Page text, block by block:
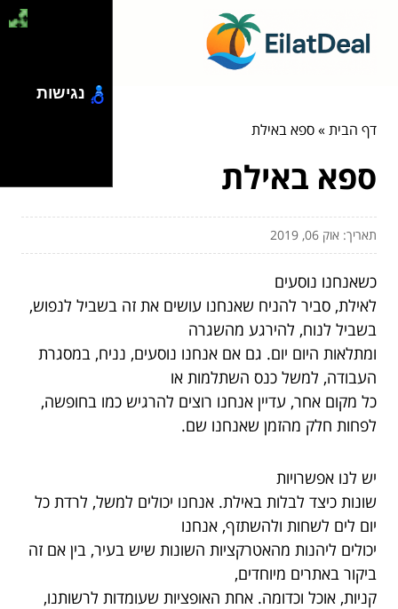
דף הבית»ספא באילת
ספא באילת
תאריך: אוק 06, 2019
כשאנחנו נוסעים
לאילת, סביר להניח שאנחנו עושים את זה בשביל לנפוש,
בשביל לנוח, להירגע מהשגרה
ומתלאות היום יום. גם אם אנחנו נוסעים, נניח, במסגרת
העבודה, למשל כנס השתלמות או
כל מקום אחר, עדיין אנחנו רוצים להרגיש כמו בחופשה,
לפחות חלק מהזמן שאנחנו שם.
יש לנו אפשרויות
שונות כיצד לבלות באילת. אנחנו יכולים למשל, לרדת כל
יום לים לשחות ולהשתזף, אנחנו
יכולים ליהנות מהאטרקציות השונות שיש בעיר, בין אם זה
ביקור באתרים מיוחדים,
קניות, אוכל וכדומה. אחת האופציות שעומדות לרשותנו,
נגישות